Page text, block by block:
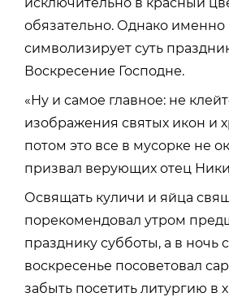
обязательно. Однако именно
символизирует суть
Воскресение Господне.
«Ну и самое главное: не
изображения святых икон и
потом это все в мусорке не
призвал верующих отец
Освящать куличи и яйца
порекомендовал утром
празднику субботы, а в ночь
воскресенье посоветовал
забыть посетить литургию в